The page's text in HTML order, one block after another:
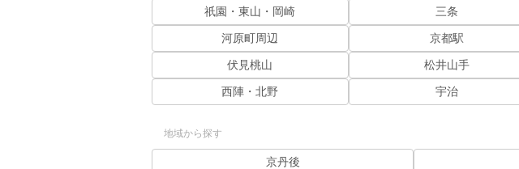
祇園・東山・岡崎 三条
河原町周辺 京都駅
伏見桃山 松井山手
西陣・北野 宇治
地域から探す
京丹後